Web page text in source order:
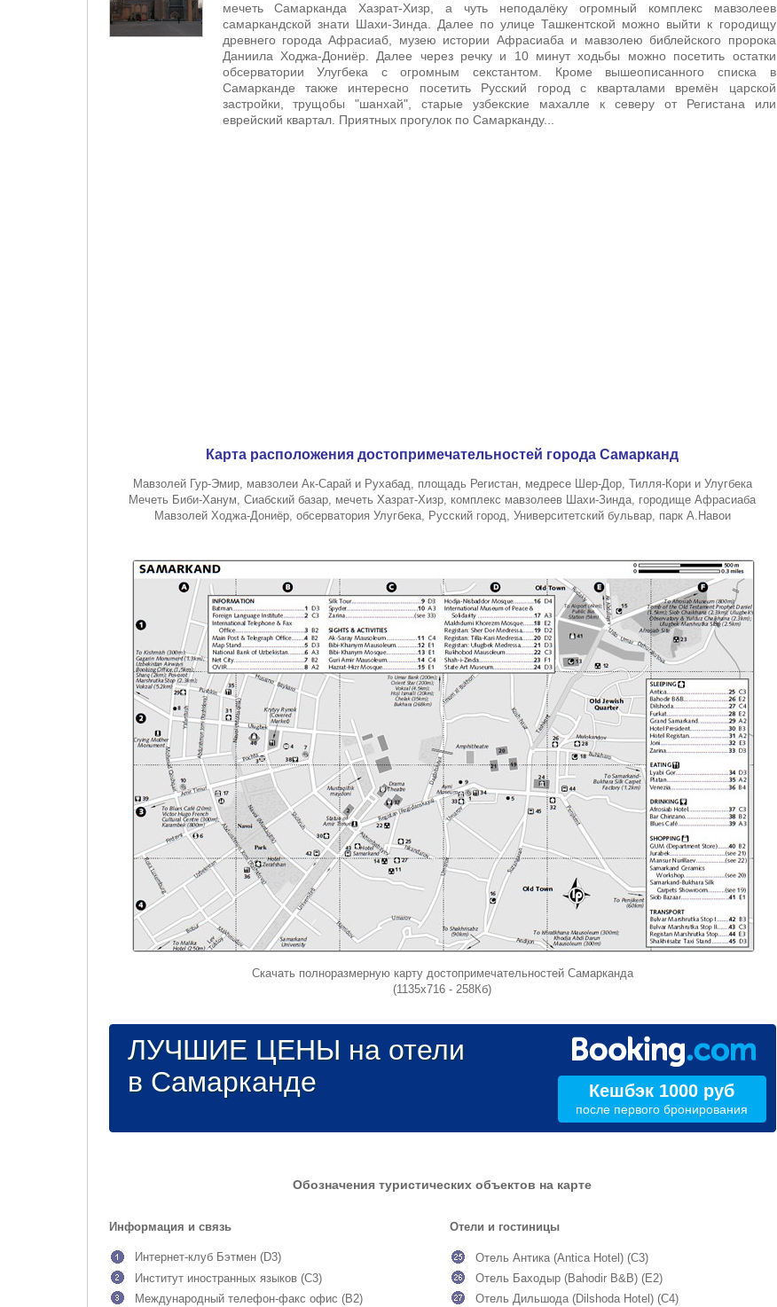
мечеть Самарканда Хазрат-Хизр, а чуть неподалёку огромный комплекс мавзолеев
самаркандской знати Шахи-Зинда. Далее по улице Ташкентской можно выйти к городищу
древнего города Афрасиаб, музею истории Афрасиаба и мавзолею библейского пророка
Даниила Ходжа-Дониёр. Далее через речку и 10 минут ходьбы можно посетить остатки
обсерватории Улугбека с огромным секстантом. Кроме вышеописанного списка в
Самарканде также интересно посетить Русский город с кварталами времён царской
застройки, трущобы "шанхай", старые узбекские махалле к северу от Регистана или
еврейский квартал. Приятных прогулок по Самарканду...
Карта расположения достопримечательностей города Самарканд
Мавзолей Гур-Эмир, мавзолеи Ак-Сарай и Рухабад, площадь Регистан, медресе Шер-Дор, Тилля-Кори и Улугбека
Мечеть Биби-Ханум, Сиабский базар, мечеть Хазрат-Хизр, комплекс мавзолеев Шахи-Зинда, городище Афрасиаба
Мавзолей Ходжа-Дониёр, обсерватория Улугбека, Русский город, Университетский бульвар, парк А.Навои
Скачать полноразмерную карту достопримечательностей Самарканда
(1135x716 - 258Кб)
ЛУЧШИЕ ЦЕНЫ на отели
в Самарканде
Кешбэк 1000 руб
после первого бронирования
Обозначения туристических объектов на карте
Информация и связь
Интернет-клуб Бэтмен (D3)
Институт иностранных языков (C3)
Международный телефон-факс офис (B2)
Отели и гостиницы
Отель Антика (Antica Hotel) (C3)
Отель Баходыр (Bahodir B&B) (E2)
Отель Дильшода (Dilshoda Hotel) (C4)